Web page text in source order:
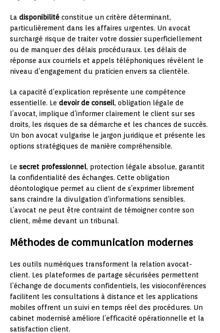
La disponibilité constitue un critère déterminant,
particulièrement dans les affaires urgentes. Un avocat
surchargé risque de traiter votre dossier superficiellement
ou de manquer des délais procéduraux. Les délais de
réponse aux courriels et appels téléphoniques révèlent le
niveau d’engagement du praticien envers sa clientèle.
La capacité d’explication représente une compétence
essentielle. Le devoir de conseil, obligation légale de
l’avocat, implique d’informer clairement le client sur ses
droits, les risques de sa démarche et les chances de succès.
Un bon avocat vulgarise le jargon juridique et présente les
options stratégiques de manière compréhensible.
Le secret professionnel, protection légale absolue, garantit
la confidentialité des échanges. Cette obligation
déontologique permet au client de s’exprimer librement
sans craindre la divulgation d’informations sensibles.
L’avocat ne peut être contraint de témoigner contre son
client, même devant un tribunal.
Méthodes de communication modernes
Les outils numériques transforment la relation avocat-
client. Les plateformes de partage sécurisées permettent
l’échange de documents confidentiels, les visioconférences
facilitent les consultations à distance et les applications
mobiles offrent un suivi en temps réel des procédures. Un
cabinet modernisé améliore l’efficacité opérationnelle et la
satisfaction client.